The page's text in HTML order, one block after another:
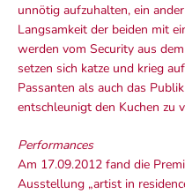
unnötig aufzuhalten, ein
Langsamkeit der beiden mit
werden vom Security aus
setzen sich katze und krieg
Passanten als auch das
entschleunigt den Kuchen zu
Performances
Am 17.09.2012 fand die
Ausstellung „artist in